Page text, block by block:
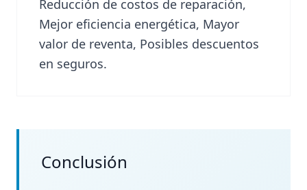
Reducción de costos de reparación,
Mejor eficiencia energética, Mayor
valor de reventa, Posibles descuentos
en seguros.
Conclusión